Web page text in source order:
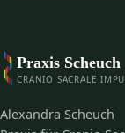
Praxis Scheuch
CRANIO SACRALE
Alexandra Scheuch